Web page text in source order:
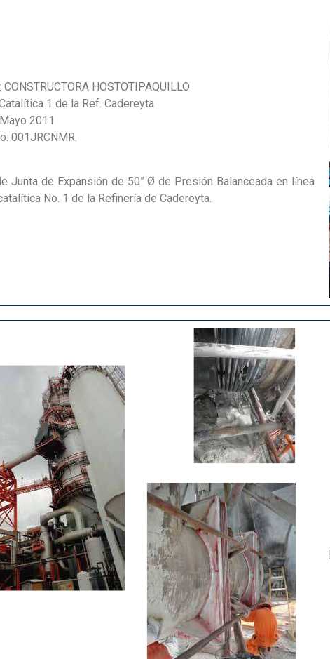
HOSTOTIPAQUILLO
1 de la Ref. Cadereyta
2011
001JRCNMR.
Junta de Expansión de 50” Ø de Presión Balanceada en línea
No. 1 de la Refinería de Cadereyta.